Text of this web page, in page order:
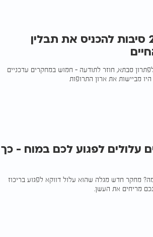
לא רק ריח חריף: 20 סיבות להכניס את תבלין
סבתא, חוזר לתודעה - חמוש במחקרים עדכניים
מביישות את ארון התרופות
עלולים לפגוע לכם במוח - כך
מחקר חדש מגלה שהוא עלול דווקא לפגוע בריכוז
מריחים את העשן.​